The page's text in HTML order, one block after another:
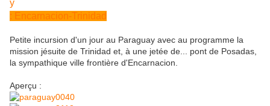
: Encarnacion-Trinidad
Petite incursion d'un jour au Paraguay avec au programme la
mission jésuite de Trinidad et, à une jetée de... pont de Posadas,
la sympathique ville frontière d'Encarnacion.
Aperçu :